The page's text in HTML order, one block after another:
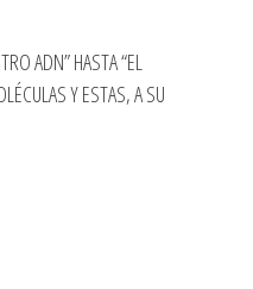
ADN” HASTA “EL
Y ESTAS, A SU